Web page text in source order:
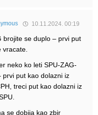
10.11.2024. 00:19
brojite se duplo – prvi put
vracate.
neko ko leti SPU-ZAG-
prvi put kao dolazni iz
treci put kao dolazni iz
se dobija kao zbir